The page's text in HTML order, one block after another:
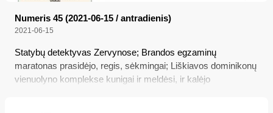
Numeris 45 (2021-06-15 / antradienis)
2021-06-15
Statybų detektyvas Zervynose; Brandos egzaminų
maratonas prasidėjo, regis, sėkmingai; Liškiavos dominikonų
vienuolyno komplekse kunigai ir meldėsi, ir kalėjo